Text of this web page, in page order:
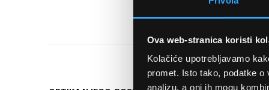
Ova web-stranica koristi
Kolačiće upotrebljavamo
promet. Isto tako, podatke
analizu, a oni ih mogu
OF
GALLERY